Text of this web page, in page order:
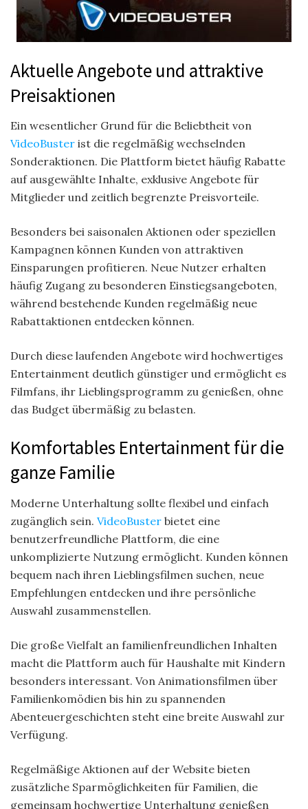
Aktuelle Angebote und attraktive
Preisaktionen
Ein wesentlicher Grund für die Beliebtheit von
VideoBuster ist die regelmäßig wechselnden
Sonderaktionen. Die Plattform bietet häufig Rabatte
auf ausgewählte Inhalte, exklusive Angebote für
Mitglieder und zeitlich begrenzte Preisvorteile.
Besonders bei saisonalen Aktionen oder speziellen
Kampagnen können Kunden von attraktiven
Einsparungen profitieren. Neue Nutzer erhalten
häufig Zugang zu besonderen Einstiegsangeboten,
während bestehende Kunden regelmäßig neue
Rabattaktionen entdecken können.
Durch diese laufenden Angebote wird hochwertiges
Entertainment deutlich günstiger und ermöglicht es
Filmfans, ihr Lieblingsprogramm zu genießen, ohne
das Budget übermäßig zu belasten.
Komfortables Entertainment für die
ganze Familie
Moderne Unterhaltung sollte flexibel und einfach
zugänglich sein. VideoBuster bietet eine
benutzerfreundliche Plattform, die eine
unkomplizierte Nutzung ermöglicht. Kunden können
bequem nach ihren Lieblingsfilmen suchen, neue
Empfehlungen entdecken und ihre persönliche
Auswahl zusammenstellen.
Die große Vielfalt an familienfreundlichen Inhalten
macht die Plattform auch für Haushalte mit Kindern
besonders interessant. Von Animationsfilmen über
Familienkomödien bis hin zu spannenden
Abenteuergeschichten steht eine breite Auswahl zur
Verfügung.
Regelmäßige Aktionen auf der Website bieten
zusätzliche Sparmöglichkeiten für Familien, die
gemeinsam hochwertige Unterhaltung genießen